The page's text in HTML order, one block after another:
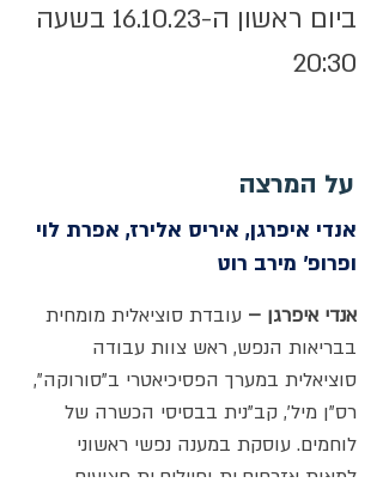
ביום ראשון ה-16.10.23 בשעה
20:30
על המרצה
אנדי איפרגן, איריס אלירז, אפרת לוי
ופרופ׳ מירב רוט
אנדי איפרגן – עובדת סוציאלית מומחית
בבריאות הנפש, ראש צוות עבודה
סוציאלית במערך הפסיכיאטרי ב"סורוקה",
רס"ן מיל', קב"נית בבסיסי הכשרה של
לוחמים. עוסקת במענה נפשי ראשוני
למאות אזרחים.ות וחיילים.ות פצועים